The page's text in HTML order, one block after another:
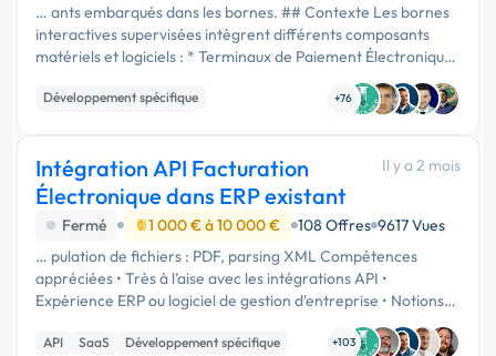
… ants embarqués dans les bornes. ## Contexte Les bornes
interactives supervisées intègrent différents composants
matériels et logiciels : * Terminaux de Paiement Électronique
(TPE) * Écrans tactiles * Imprimantes tickets * Lecteurs QR
Code / …
Développement spécifique
+76
Intégration API Facturation
Électronique dans ERP existant
Il y a 2 mois
Fermé 1 000 € à 10 000 € 108 Offres 9617 Vues
… pulation de fichiers : PDF, parsing XML Compétences
appréciées • Très à l’aise avec les intégrations API •
Expérience ERP ou logiciel de gestion d'entreprise • Notions
de comptabilité (TVA, avoirs, écritures) • Capacité à
intervenir sur un …
API SaaS Développement spécifique +103